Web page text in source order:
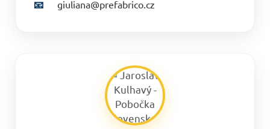
📧
giuliana@prefabrico.cz